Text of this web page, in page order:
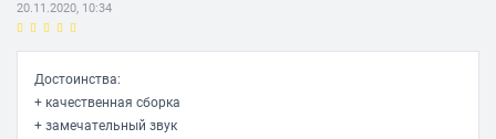
Время работы в режиме разговора: 12 ч
Время зарядки: 1.1 ч
20.11.2020, 10:34
Достоинства:
+ качественная сборка
+ замечательный звук